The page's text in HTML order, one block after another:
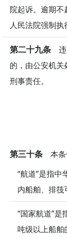
院起诉。逾期
人民法院强制执
第二十九条 违
的，由公安机
刑事责任。
第三十条 本条
“航道”是指
内船舶、排筏
“国家航道”是
吨级以上船舶